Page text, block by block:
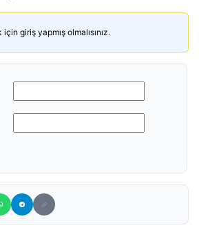
giriş yapmış olmalısınız.